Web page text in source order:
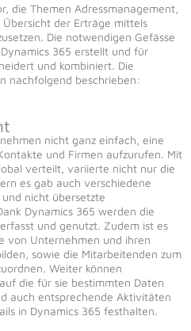
die Themen Adressmanagement,
der Erträge mittels
Die notwendigen Gefässe
365 erstellt und für
und kombiniert. Die
nachfolgend beschrieben:
nicht ganz einfach, eine
und Firmen aufzurufen. Mit
verteilt, variierte nicht nur die
es gab auch verschiedene
nicht übersetzte
Dynamics 365 werden die
und genutzt. Zudem ist es
von Unternehmen und ihren
sowie die Mitarbeitenden zum
Weiter können
die für sie bestimmten Daten
auch entsprechende Aktivitäten
in Dynamics 365 festhalten.